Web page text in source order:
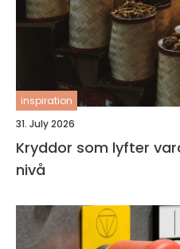
inspiration
31. July 2026
Kryddor som lyfter
nivå